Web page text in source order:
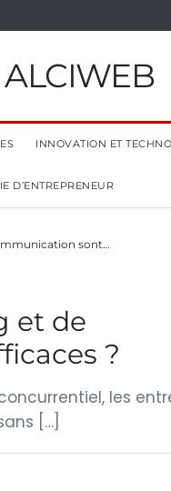
ALCIWEB
INNOVATION ET
D’ENTREPRENEUR
sont…
et de
?
les
[…]